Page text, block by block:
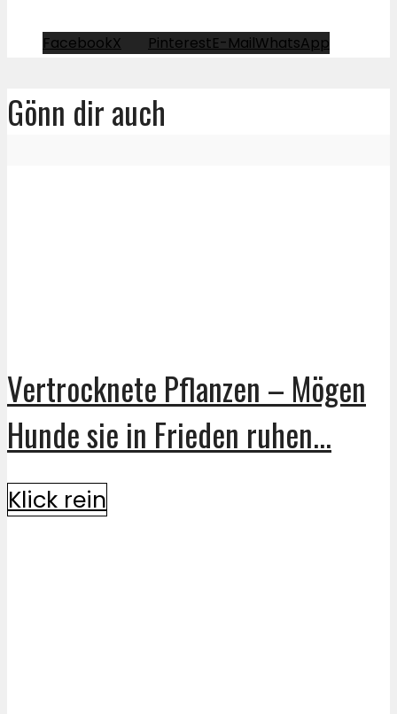
FacebookX PinterestE-MailWhatsApp
Gönn dir auch
Vertrocknete Pflanzen – Mögen
Hunde sie in Frieden ruhen...
Klick rein